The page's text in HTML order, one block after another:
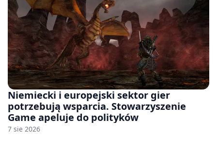
Niemiecki i europejski sektor gier
potrzebują wsparcia. Stowarzyszenie
Game apeluje do polityków
7 sie 2026